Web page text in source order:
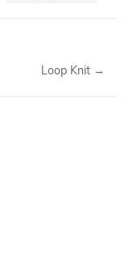
Loop Knit →